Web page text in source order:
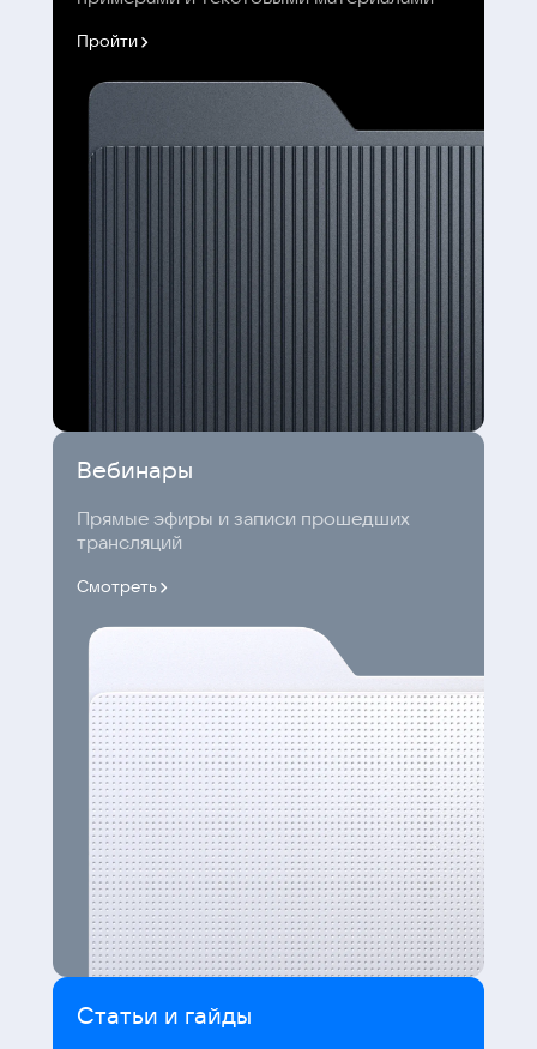
Пройти
Вебинары
Прямые эфиры и записи прошедших
трансляций
Смотреть
Статьи и гайды